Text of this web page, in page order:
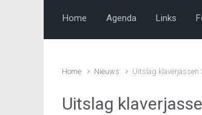
Home Agenda Links
Home Nieuws Uitslag klaverjassen
Uitslag